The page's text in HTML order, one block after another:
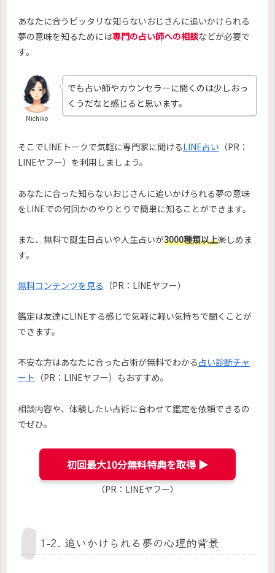
あなたに合うピッタリな知らないおじさんに追いかけられる
夢の意味を知るためには専門の占い師への相談などが必要で
す。
Michiko
でも占い師やカウンセラーに聞くのは少しおっ
くうだなと感じると思います。
そこでLINEトークで気軽に専門家に聞けるLINE占い （PR：
LINEヤフー）を利用しましょう。
あなたに合った知らないおじさんに追いかけられる夢の意味
をLINEでの何回かのやりとりで簡単に知ることができます。
また、無料で誕生日占いや人生占いが3000種類以上楽しめま
す。
無料コンテンツを見る （PR：LINEヤフー）
鑑定は友達にLINEする感じで気軽に軽い気持ちで聞くことが
できます。
不安な方はあなたに合った占術が無料でわかる占い診断チャ
ート （PR：LINEヤフー）もおすすめ。
相談内容や、体験したい占術に合わせて鑑定を依頼できるの
でぜひ。
初回最大10分無料特典を取得 ▶︎
（PR：LINEヤフー）
1-2. 追いかけられる夢の心理的背景